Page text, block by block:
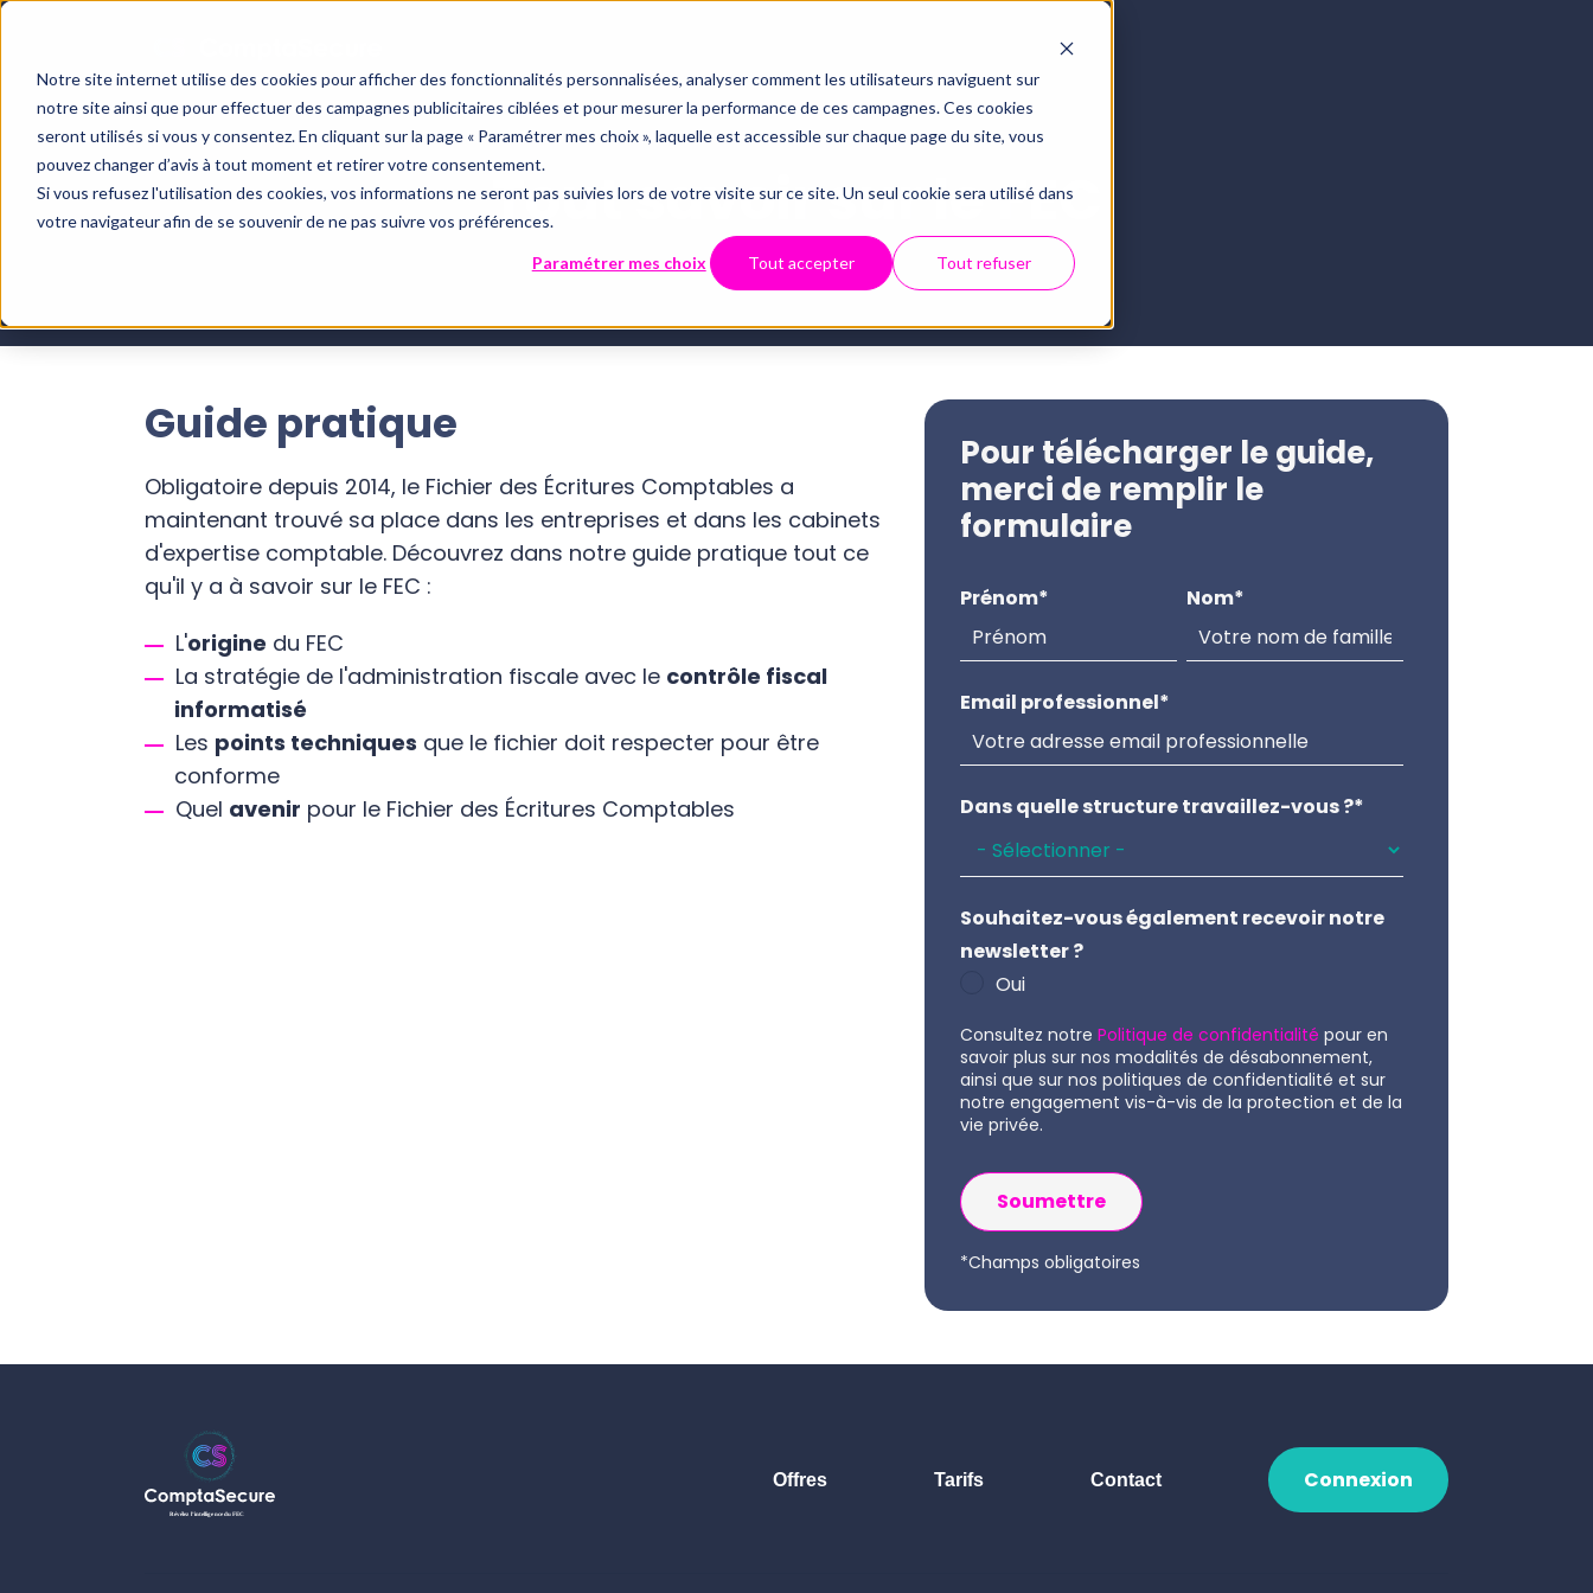
Notre site internet utilise des cookies pour afficher des fonctionnalités personnalisées, analyser comment les utilisateurs naviguent sur
notre site ainsi que pour effectuer des campagnes publicitaires ciblées et pour mesurer la performance de ces campagnes. Ces cookies
seront utilisés si vous y consentez. En cliquant sur la page « Paramétrer mes choix », laquelle est accessible sur chaque page du site, vous
pouvez changer d’avis à tout moment et retirer votre consentement.
Si vous refusez l'utilisation des cookies, vos informations ne seront pas suivies lors de votre visite sur ce site. Un seul cookie sera utilisé dans
votre navigateur afin de se souvenir de ne pas suivre vos préférences.
Paramétrer mes choix Tout accepter Tout refuser
Tout savoir sur le FEC
Guide pratique
Obligatoire depuis 2014, le Fichier des Écritures Comptables a
maintenant trouvé sa place dans les entreprises et dans les cabinets
d'expertise comptable. Découvrez dans notre guide pratique tout ce
qu'il y a à savoir sur le FEC :
L'origine du FEC
La stratégie de l'administration fiscale avec le contrôle fiscal
informatisé
Les points techniques que le fichier doit respecter pour être
conforme
Quel avenir pour le Fichier des Écritures Comptables
Pour télécharger le guide,
merci de remplir le
formulaire
Prénom* Nom*
Email professionnel*
Dans quelle structure travaillez-vous ?*
Souhaitez-vous également recevoir notre
newsletter ?
Oui
Consultez notrePolitique de confidentialité pour en
savoir plus sur nos modalités de désabonnement,
ainsi que sur nos politiques de confidentialité et sur
notre engagement vis-à-vis de la protection et de la
vie privée.
*Champs obligatoires
Offres Tarifs Contact Connexion